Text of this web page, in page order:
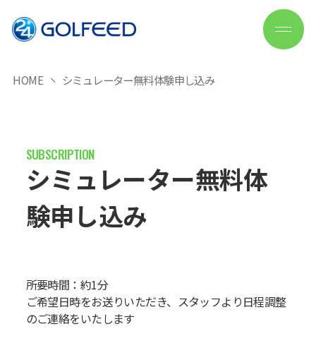
HOME シミュレーター無料体験申し込み
シミュレーター無料体
験申し込み
所要時間：約1分
ご希望日時をお送りいただき、スタッフより日程調整
のご連絡をいたします